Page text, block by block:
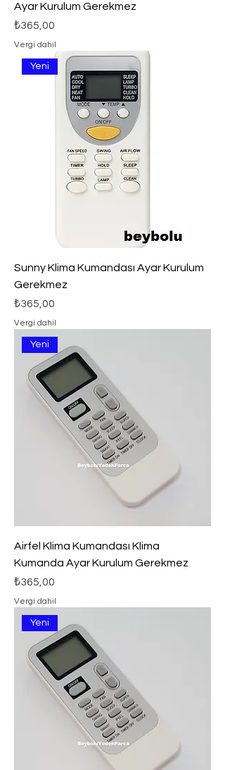
Ayar Kurulum Gerekmez
Fiyat
₺365,00
Vergi dahil
Yeni
Sunny Klima Kumandası Ayar Kurulum
Gerekmez
Fiyat
₺365,00
Vergi dahil
Yeni
Airfel Klima Kumandası Klima
Kumanda Ayar Kurulum Gerekmez
Fiyat
₺365,00
Vergi dahil
Yeni